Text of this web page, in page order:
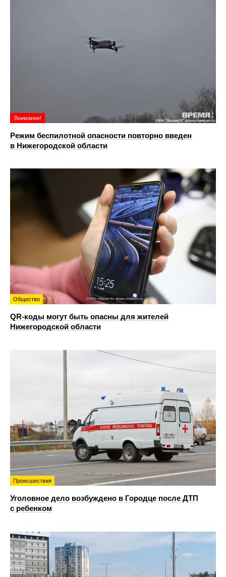
Внимание!
Режим беспилотной опасности повторно введен
в Нижегородской области
Общество
QR-коды могут быть опасны для жителей
Нижегородской области
Происшествия
Уголовное дело возбуждено в Городце после ДТП
с ребенком